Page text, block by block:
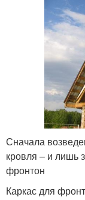
Сначала
кровля – и лишь
фронтон
Каркас для